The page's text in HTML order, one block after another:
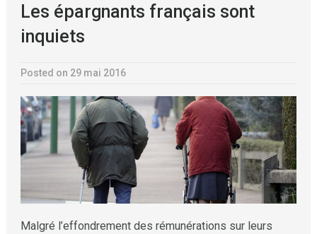
Les épargnants français sont
inquiets
Posted on 29 mai 2016
Malgré l’effondrement des rémunérations sur leurs